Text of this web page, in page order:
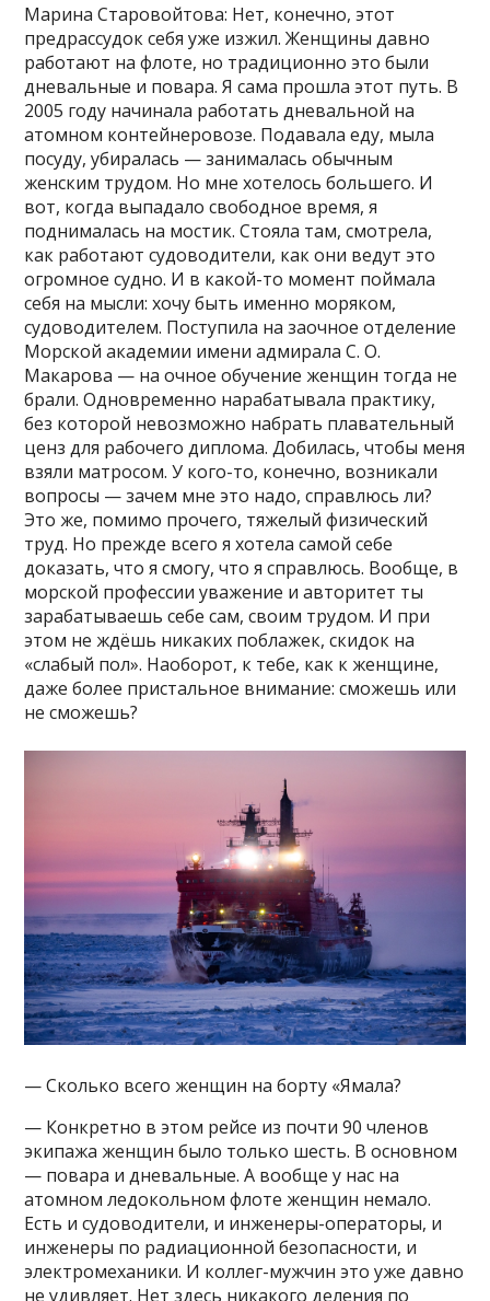
Марина Старовойтова: Нет, конечно, этот
предрассудок себя уже изжил. Женщины давно
работают на флоте, но традиционно это были
дневальные и повара. Я сама прошла этот путь. В
2005 году начинала работать дневальной на
атомном контейнеровозе. Подавала еду, мыла
посуду, убиралась — занималась обычным
женским трудом. Но мне хотелось большего. И
вот, когда выпадало свободное время, я
поднималась на мостик. Стояла там, смотрела,
как работают судоводители, как они ведут это
огромное судно. И в какой-то момент поймала
себя на мысли: хочу быть именно моряком,
судоводителем. Поступила на заочное отделение
Морской академии имени адмирала С. О.
Макарова — на очное обучение женщин тогда не
брали. Одновременно нарабатывала практику,
без которой невозможно набрать плавательный
ценз для рабочего диплома. Добилась, чтобы меня
взяли матросом. У кого-то, конечно, возникали
вопросы — зачем мне это надо, справлюсь ли?
Это же, помимо прочего, тяжелый физический
труд. Но прежде всего я хотела самой себе
доказать, что я смогу, что я справлюсь. Вообще, в
морской профессии уважение и авторитет ты
зарабатываешь себе сам, своим трудом. И при
этом не ждёшь никаких поблажек, скидок на
«слабый пол». Наоборот, к тебе, как к женщине,
даже более пристальное внимание: сможешь или
не сможешь?
— Сколько всего женщин на борту «Ямала?
— Конкретно в этом рейсе из почти 90 членов
экипажа женщин было только шесть. В основном
— повара и дневальные. А вообще у нас на
атомном ледокольном флоте женщин немало.
Есть и судоводители, и инженеры-операторы, и
инженеры по радиационной безопасности, и
электромеханики. И коллег-мужчин это уже давно
не удивляет. Нет здесь никакого деления по